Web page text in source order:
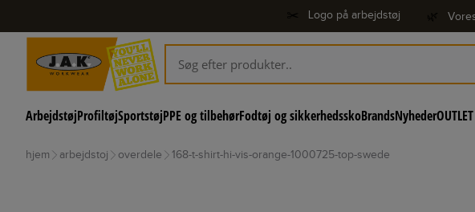
Logo på arbejdstøj
ArbejdstøjProfiltøjSportstøjPPE og tilbehørFodtøj og sikkerhedsskoBrandsNyhederOUTLET
hjem arbejdstoj overdele 168-t-shirt-hi-vis-orange-1000725-top-swede